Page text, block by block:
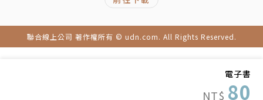
電子書
NT$ 80
聯合線上公司 著作權所有 © udn.com. All Rights Reserved.